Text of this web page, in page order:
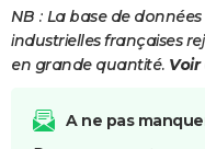
NB : La base de
industrielles françaises
en grande quantité. Voir
A ne pas